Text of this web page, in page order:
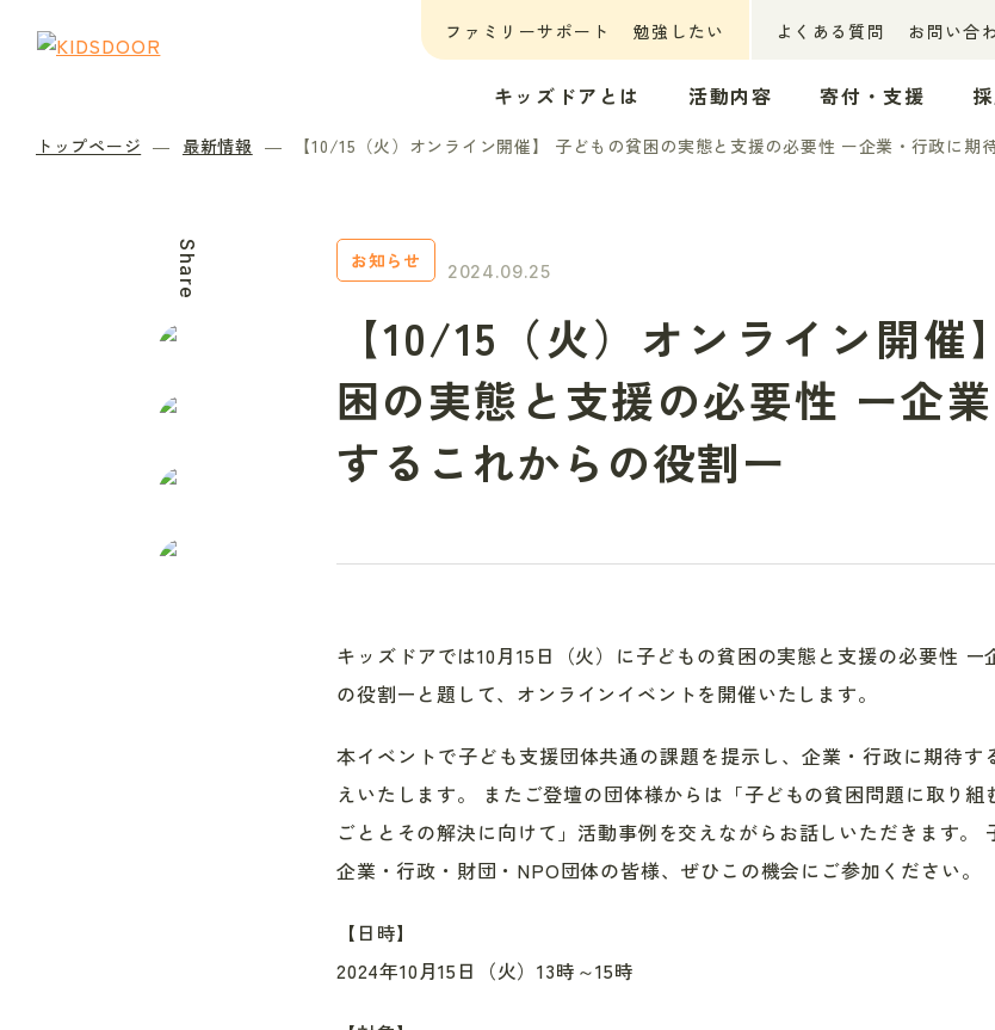
ファミリーサポート 勉強したい よくある質問 お問い合
キッズドアとは 活動内容 寄付・支援
トップページ 最新情報 【10/15（火）オンライン開催】 子どもの貧困の実態と支援の必要性 ー企業・行政に期
Share お知らせ 2024.09.25
【10/15（火）オンライン開
困の実態と支援の必要性 ー企
するこれからの役割ー
キッズドアでは10月15日（火）に子どもの貧困の実態と支援の必要性
の役割ーと題して、オンラインイベントを開催いたします。
本イベントで子ども支援団体共通の課題を提示し、企業・行政に期待す
えいたします。 またご登壇の団体様からは「子どもの貧困問題に取り組
ごととその解決に向けて」活動事例を交えながらお話しいただきます。
企業・行政・財団・NPO団体の皆様、ぜひこの機会にご参加ください。
【日時】
2024年10月15日（火）13時～15時